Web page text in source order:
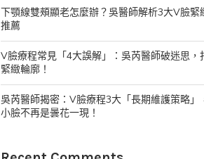
下顎線雙頰顯老怎麼辦？吳醫師解析3大V臉緊
推薦
V臉療程常見「4大誤解」：吳芮醫師破迷思，
緊緻輪廓！
吳芮醫師揭密：V臉療程3大「長期維護策略」
小臉不再是曇花一現！